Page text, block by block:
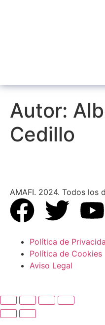
Autor:
Cedillo
AMAFI. 2024. Todos los
Política de
Política de Cookies
Aviso Legal